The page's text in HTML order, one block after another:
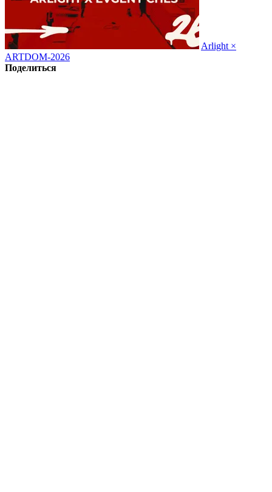
Arlight ×
ARTDOM-2026
Поделиться